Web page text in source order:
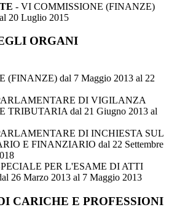
- VI COMMISSIONE (FINANZE)
20 Luglio 2015
ORGANI
(FINANZE) dal 7 Maggio 2013 al 22
DI VIGILANZA
TRIBUTARIA dal 21 Giugno 2013 al
DI INCHIESTA SUL
E FINANZIARIO dal 22 Settembre
PER L'ESAME DI ATTI
26 Marzo 2013 al 7 Maggio 2013
CARICHE E PROFESSIONI